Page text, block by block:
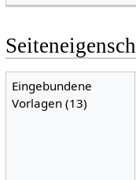
Eingebundene
Vorlagen (13)